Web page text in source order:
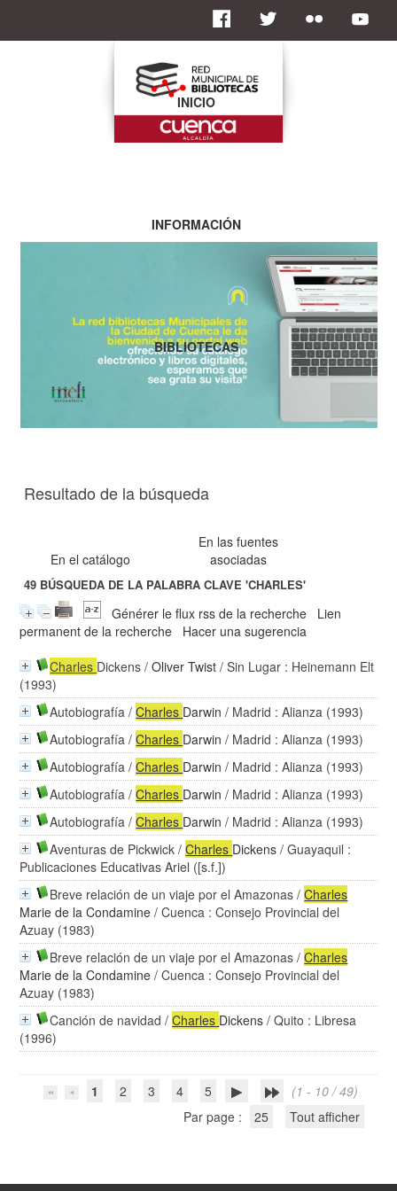
Resultado de la búsqueda
En el catálogo
En las fuentes
asociadas
49 BÚSQUEDA DE LA PALABRA CLAVE'CHARLES'
Générer le flux rss de la recherche
Lien
permanent de la recherche
Hacer una sugerencia
Charles Dickens /Oliver Twist / Sin Lugar : Heinemann Elt
(1993)
Autobiografía /Charles Darwin / Madrid : Alianza (1993)
Autobiografía /Charles Darwin / Madrid : Alianza (1993)
Autobiografía /Charles Darwin / Madrid : Alianza (1993)
Autobiografía /Charles Darwin / Madrid : Alianza (1993)
Autobiografía /Charles Darwin / Madrid : Alianza (1993)
Aventuras de Pickwick /Charles Dickens / Guayaquil :
Publicaciones Educativas Ariel ([s.f.])
Breve relación de un viaje por el Amazonas /Charles
Marie de la Condamine / Cuenca : Consejo Provincial del
Azuay (1983)
Breve relación de un viaje por el Amazonas /Charles
Marie de la Condamine / Cuenca : Consejo Provincial del
Azuay (1983)
Canción de navidad /Charles Dickens / Quito : Libresa
(1996)
1 2 3 4 5
(1 - 10 / 49)
Par page :
25 Tout afficher
INICIO
INFORMACIÓN
BIBLIOTECAS